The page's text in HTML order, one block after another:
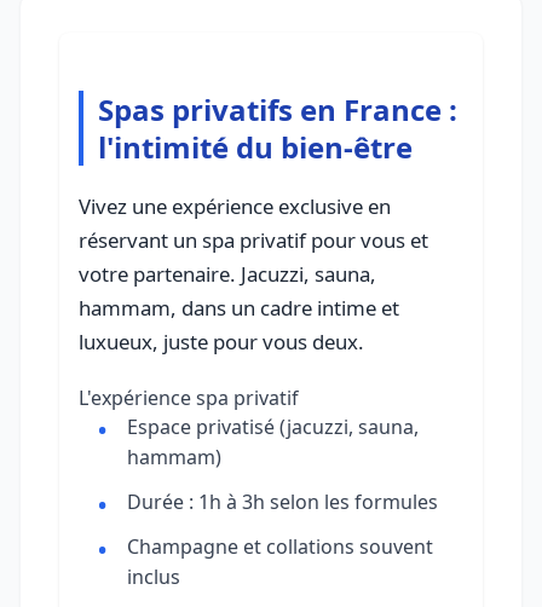
Spas privatifs en France :
l'intimité du bien-être
Vivez une expérience exclusive en
réservant un spa privatif pour vous et
votre partenaire. Jacuzzi, sauna,
hammam, dans un cadre intime et
luxueux, juste pour vous deux.
L'expérience spa privatif
Espace privatisé (jacuzzi, sauna,
hammam)
Durée : 1h à 3h selon les formules
Champagne et collations souvent
inclus